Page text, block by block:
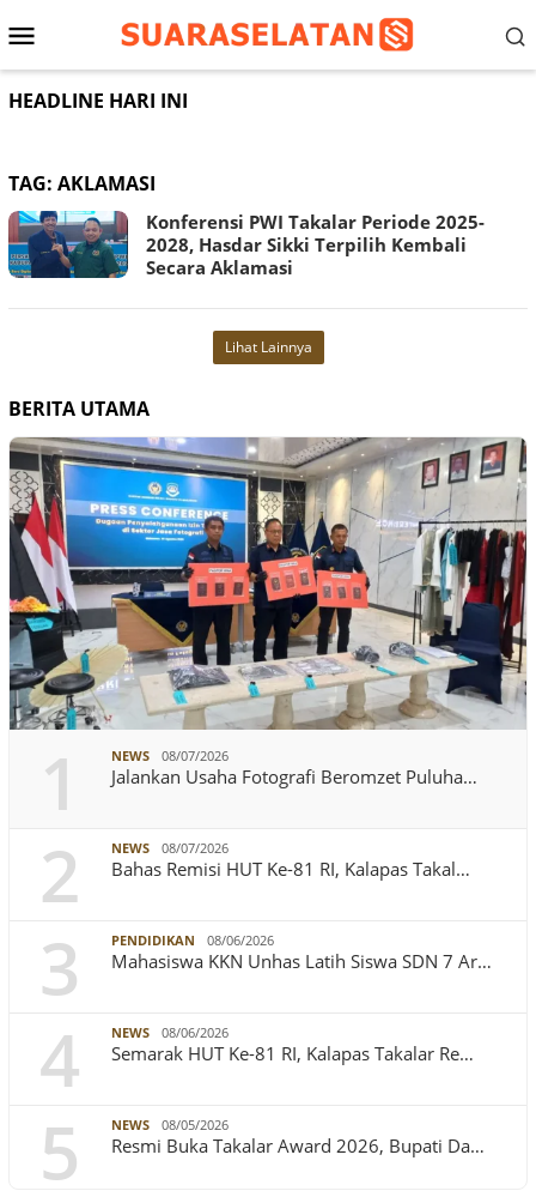
ke
Menu
Mobile
HEADLINE HARI INI
TAG: AKLAMASI
Konferensi PWI Takalar Periode 2025-
2028, Hasdar Sikki Terpilih Kembali
Secara Aklamasi
Lihat Lainnya
BERITA UTAMA
1 NEWS 08/07/2026
Jalankan Usaha Fotografi Beromzet Puluha…
2 NEWS 08/07/2026
Bahas Remisi HUT Ke-81 RI, Kalapas Takal…
3 PENDIDIKAN 08/06/2026
Mahasiswa KKN Unhas Latih Siswa SDN 7 Ar…
4 NEWS 08/06/2026
Semarak HUT Ke-81 RI, Kalapas Takalar Re…
5 NEWS 08/05/2026
Resmi Buka Takalar Award 2026, Bupati Da…